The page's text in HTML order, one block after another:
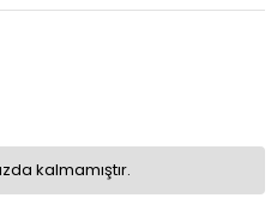
kalmamıştır.